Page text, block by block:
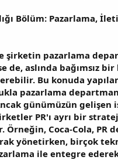
Bölüm: Pazarlama,
şirketin pazarlama
de, aslında bağımsız
Bu konuda
pazarlama
günümüzün gelişen
PR'ı ayrı bir
Örneğin, Coca-Cola, PR
yönetirken, birçok
ile entegre